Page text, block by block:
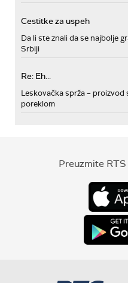
Cestitke za uspeh
Da li ste znali da se najbolje
Srbiji
Re: Eh...
Leskovačka sprža –
poreklom
Preuzmite